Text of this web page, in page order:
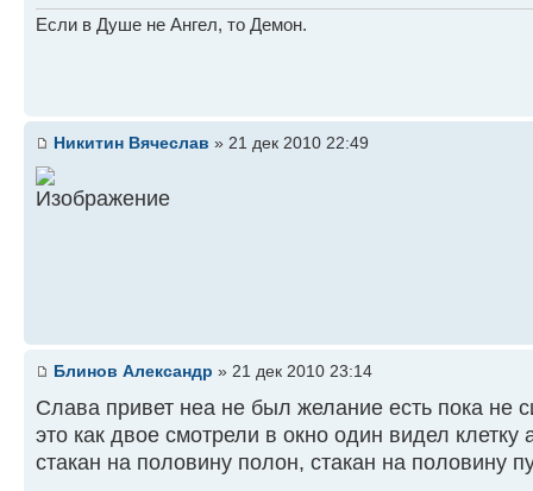
Если в Душе не Ангел, то Демон.
Никитин Вячеслав » 21 дек 2010 22:49
Блинов Александр » 21 дек 2010 23:14
Слава привет неа не был желание есть пока не
это как двое смотрели в окно один видел клетку
стакан на половину полон, стакан на половину